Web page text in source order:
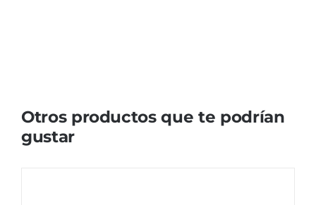
Otros productos que te podrían
gustar